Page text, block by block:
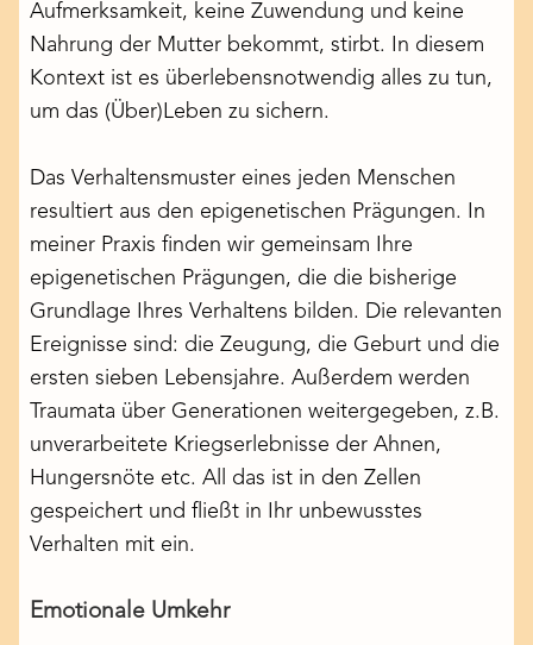
Aufmerksamkeit, keine Zuwendung und keine
Nahrung der Mutter bekommt, stirbt. In diesem
Kontext ist es überlebensnotwendig alles zu tun,
um das (Über)Leben zu sichern.
Das Verhaltensmuster eines jeden Menschen
resultiert aus den epigenetischen Prägungen. In
meiner Praxis finden wir gemeinsam Ihre
epigenetischen Prägungen, die die bisherige
Grundlage Ihres Verhaltens bilden. Die relevanten
Ereignisse sind: die Zeugung, die Geburt und die
ersten sieben Lebensjahre. Außerdem werden
Traumata über Generationen weitergegeben, z.B.
unverarbeitete Kriegserlebnisse der Ahnen,
Hungersnöte etc. All das ist in den Zellen
gespeichert und fließt in Ihr unbewusstes
Verhalten mit ein.
Emotionale Umkehr